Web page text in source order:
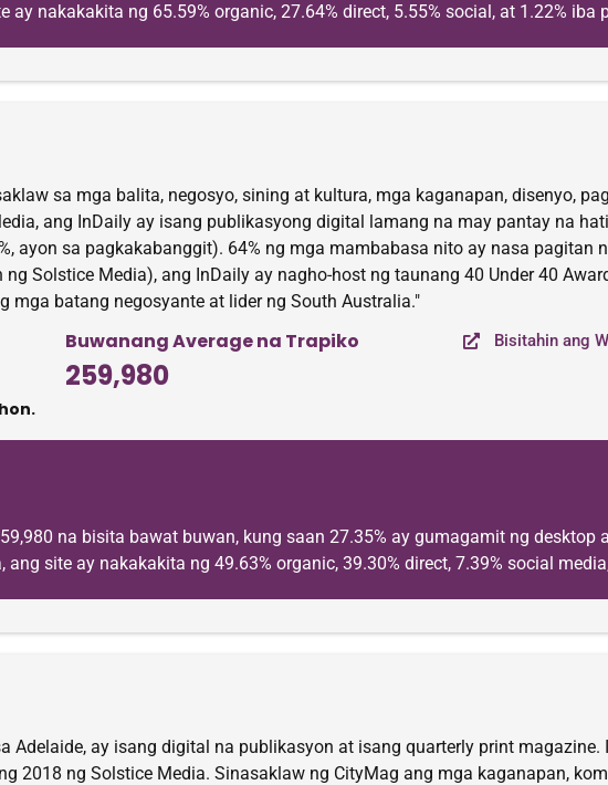
nakakakita ng 65.59% organic, 27.64% direct, 5.55% social, at 1.22% iba
sa mga balita, negosyo, sining at kultura, mga kaganapan, disenyo,
ang InDaily ay isang publikasyong digital lamang na may pantay na
ayon sa pagkakabanggit). 64% ng mga mambabasa nito ay nasa pagitan
Solstice Media), ang InDaily ay nagho-host ng taunang 40 Under 40
mga batang negosyante at lider ng South Australia."
Buwanang Average na Trapiko
259,980
Bisitahin ang
na bisita bawat buwan, kung saan 27.35% ay gumagamit ng desktop
site ay nakakakita ng 49.63% organic, 39.30% direct, 7.39% social
Adelaide, ay isang digital na publikasyon at isang quarterly print
2018 ng Solstice Media. Sinasaklaw ng CityMag ang mga kaganapan,